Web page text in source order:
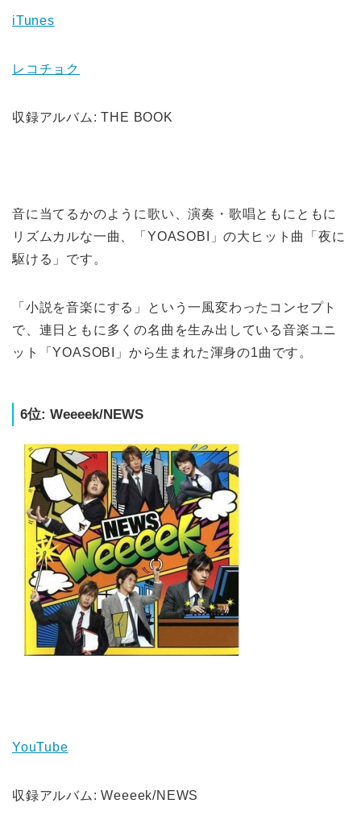
iTunes
レコチョク
収録アルバム: THE BOOK
音に当てるかのように歌い、演奏・歌唱ともにともに
リズムカルな一曲、「YOASOBI」の大ヒット曲「夜に
駆ける」です。
「小説を音楽にする」という一風変わったコンセプト
で、連日ともに多くの名曲を生み出している音楽ユニ
ット「YOASOBI」から生まれた渾身の1曲です。
6位: Weeeek/NEWS
YouTube
収録アルバム: Weeeek/NEWS